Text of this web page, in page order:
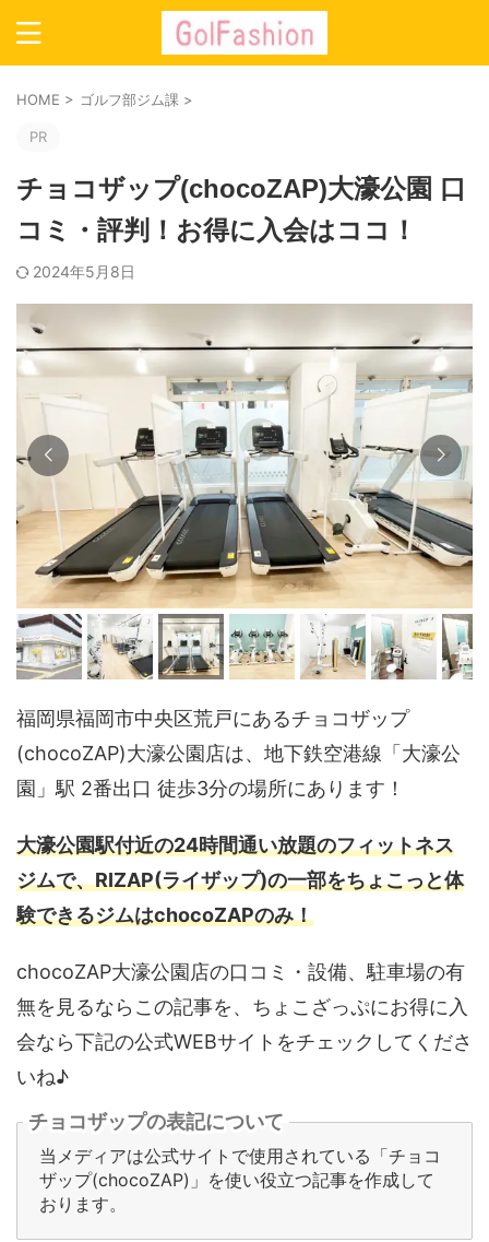
HOME > ゴルフ部ジム課 >
PR
チョコザップ(chocoZAP)大濠公園 口
コミ・評判！お得に入会はココ！
2024年5月8日
福岡県福岡市中央区荒戸にあるチョコザップ
(chocoZAP)大濠公園店は、地下鉄空港線「大濠公
園」駅 2番出口 徒歩3分の場所にあります！
大濠公園駅付近の24時間通い放題のフィットネス
ジムで、RIZAP(ライザップ)の一部をちょこっと体
験できるジムはchocoZAPのみ！
chocoZAP大濠公園店の口コミ・設備、駐車場の有
無を見るならこの記事を、ちょこざっぷにお得に入
会なら下記の公式WEBサイトをチェックしてくださ
いね♪
チョコザップの表記について
当メディアは公式サイトで使用されている「チョコ
ザップ(chocoZAP)」を使い役立つ記事を作成して
おります。